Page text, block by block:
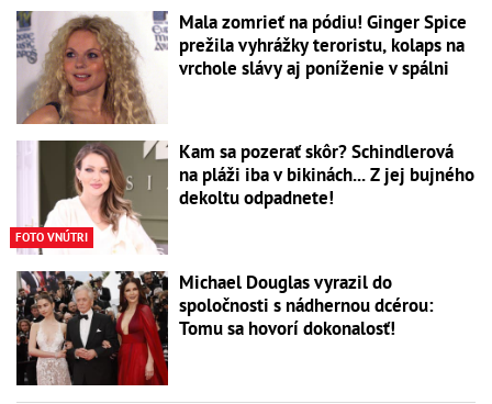
Mala zomrieť na pódiu! Ginger Spice
prežila vyhrážky teroristu, kolaps na
vrchole slávy aj poníženie v spálni
FOTO VNÚTRI
Kam sa pozerať skôr? Schindlerová
na pláži iba v bikinách... Z jej bujného
dekoltu odpadnete!
Michael Douglas vyrazil do
spoločnosti s nádhernou dcérou:
Tomu sa hovorí dokonalosť!